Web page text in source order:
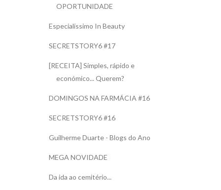
OPORTUNIDADE
Especialíssimo In Beauty
SECRETSTORY6 #17
[RECEITA] Simples, rápido e
económico... Querem?
DOMINGOS NA FARMÁCIA #16
SECRETSTORY6 #16
Guilherme Duarte - Blogs do Ano
MEGA NOVIDADE
Da ida ao cemitério...